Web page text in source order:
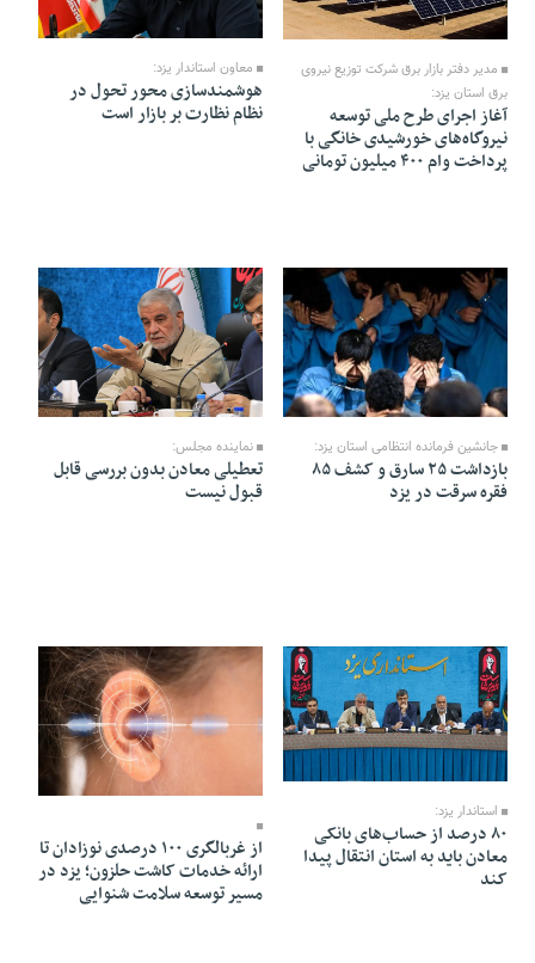
10 Mordad 1405 - 22:09
مدیر دفتر بازار برق شرکت توزیع نیروی
برق استان یزد:
آغاز اجرای طرح ملی توسعه
نیروگاه‌های خورشیدی خانگی با
پرداخت وام ۴۰۰ میلیون تومانی
معاون استاندار یزد:
هوشمندسازی محور تحول در
نظام نظارت بر بازار است
10 Mordad 1405 - 22:01
جانشین فرمانده انتظامی استان یزد:
بازداشت ۲۵ سارق و کشف ۸۵
فقره سرقت در یزد
10 Mordad 1405 - 21:58
نماینده مجلس:
تعطیلی معادن بدون بررسی قابل
قبول نیست
10 Mordad 1405 - 21:57
استاندار یزد:
۸۰ درصد از حساب‌های بانکی
معادن باید به استان انتقال پیدا
کند
از غربالگری ۱۰۰ درصدی نوزادان تا
ارائه خدمات کاشت حلزون؛ یزد در
مسیر توسعه سلامت شنوایی